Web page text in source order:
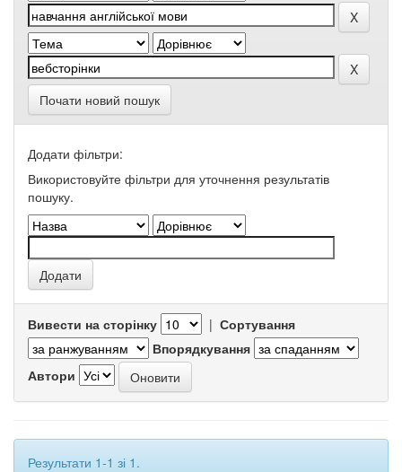
Почати новий пошук
Додати фільтри:
Використовуйте фільтри для уточнення результатів
пошуку.
Вивести на сторінку | Сортування
Впорядкування
Автори
Результати 1-1 зі 1.